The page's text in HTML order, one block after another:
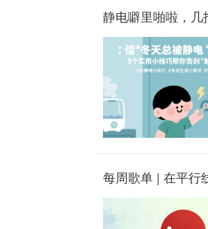
静电噼里啪啦，几
每周歌单 | 在平行